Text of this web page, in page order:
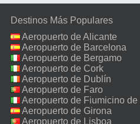
Destinos Más Populares
Aeropuerto de Alicante
Aeropuerto de Barcelona
Aeropuerto de Bergamo
Aeropuerto de Cork
Aeropuerto de Dublín
Aeropuerto de Faro
Aeropuerto de Fiumicino de
Roma
Aeropuerto de Girona
Aeropuerto de Lisboa